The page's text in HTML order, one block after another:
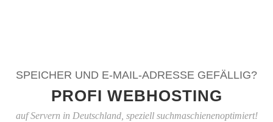
SPEICHER UND E-MAIL-ADRESSE GEFÄLLIG?
PROFI WEBHOSTING
auf Servern in Deutschland, speziell suchmaschienenoptimiert!